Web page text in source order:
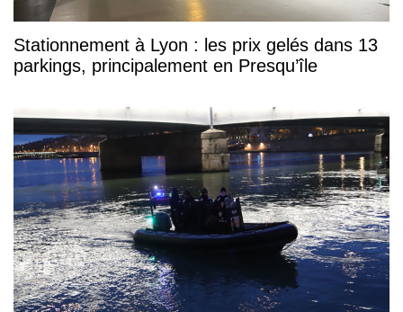
Stationnement à Lyon : les prix gelés dans 13
parkings, principalement en Presqu’île